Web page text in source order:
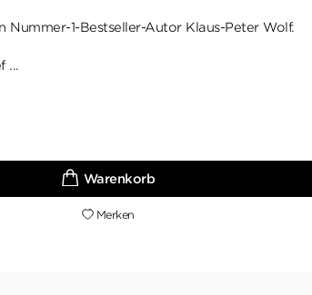
1-Bestseller-Autor Klaus-Peter Wolf.
...
Merken